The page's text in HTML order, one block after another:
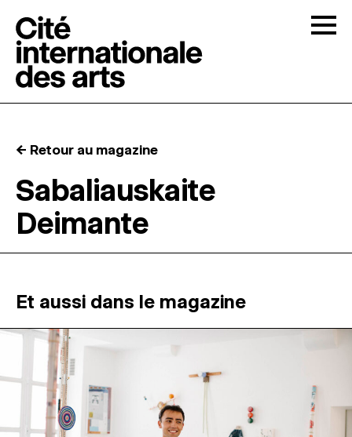
RÉSIDENCES ↓
MAGAZINE
ESPACES DE PRATIQUE ARTISTIQUE
← Retour au magazine
Sabaliauskaite
Deimante
Et aussi dans le magazine